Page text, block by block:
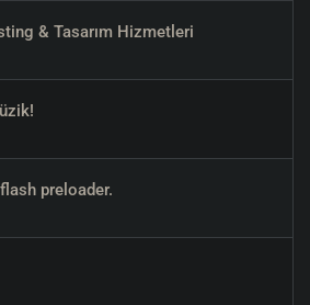
& Tasarım Hizmetleri
preloader.